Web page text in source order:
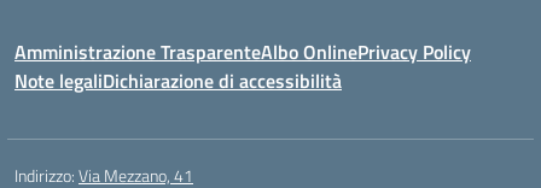
Amministrazione TrasparenteAlbo OnlinePrivacy Policy
Note legaliDichiarazione di accessibilità
Indirizzo:Via Mezzano, 41